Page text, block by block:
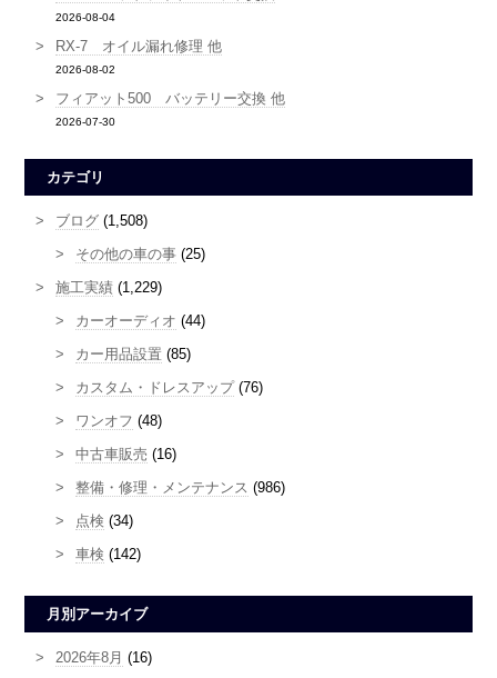
2026-08-04
RX-7 オイル漏れ修理 他
2026-08-02
フィアット500 バッテリー交換 他
2026-07-30
カテゴリ
ブログ (1,508)
その他の車の事 (25)
施工実績 (1,229)
カーオーディオ (44)
カー用品設置 (85)
カスタム・ドレスアップ(76)
ワンオフ (48)
中古車販売 (16)
整備・修理・メンテナンス (986)
点検 (34)
車検 (142)
月別アーカイブ
2026年8月 (16)